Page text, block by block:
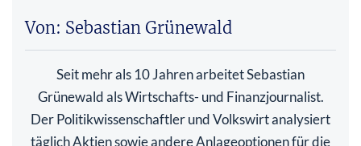
Von: Sebastian Grünewald
Seit mehr als 10 Jahren arbeitet Sebastian
Grünewald als Wirtschafts- und Finanzjournalist.
Der Politikwissenschaftler und Volkswirt analysiert
täglich Aktien sowie andere Anlageoptionen für die